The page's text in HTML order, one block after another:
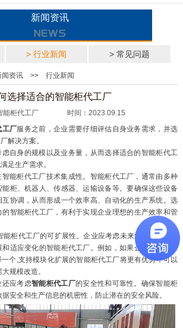
新闻资讯
> 行业新闻 > 常见问题
闻资讯>> 行业新闻
选择适合的智能柜代工厂
能柜代工厂 时间：2023.09.15
工厂服务之前，企业需要仔细评估自身业务需求，并选
解决方案。
自身的规模以及业务量，从而选择适合的智能柜代工
足生产需求。
能柜代工厂技术集成性。智能柜代工厂，通常由多种
柜、机器人、传感器、运输设备等。要确保这些设备
协调，从而形成一个效率高、自动化的生产系统。选
智能柜代工厂，有利于实现企业理想的生产效率和管
能柜代工厂的可扩展性。企业应考虑未来业务的发展和
适应变化的智能柜代工厂。例如，如果企业预计未来
个,支持模块化扩展的智能柜代工厂将更有优势，可以
规模改造。
还应考虑智能柜代工厂的安全性和可靠性。确保智能柜
安全和生产信息的机密性，防止潜在的安全风险。